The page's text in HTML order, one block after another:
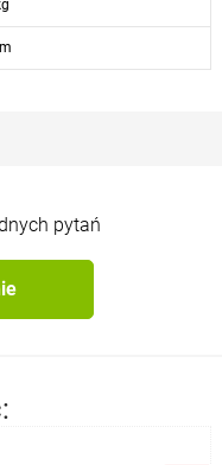
pytań